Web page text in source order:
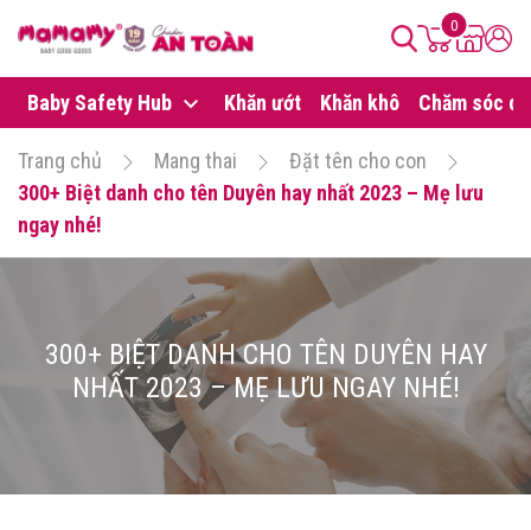
0
Baby Safety Hub Khăn ướt Khăn khô Chăm sóc da
Trang chủ Mang thai
Đặt tên cho con
300+ Biệt danh cho tên Duyên hay nhất 2023 – Mẹ lưu
ngay nhé!
300+ BIỆT DANH CHO TÊN DUYÊN HAY
NHẤT 2023 – MẸ LƯU NGAY NHÉ!